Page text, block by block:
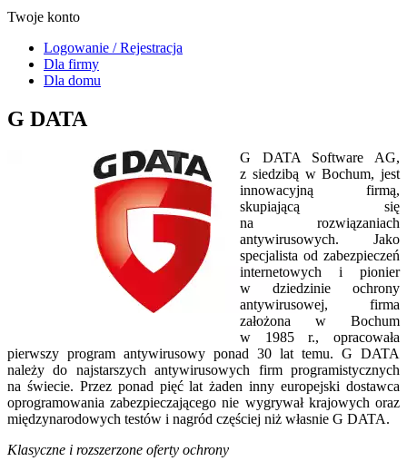
Twoje konto
Logowanie / Rejestracja
Dla firmy
Dla domu
G DATA
G DATA Software AG,
z siedzibą w Bochum, jest
innowacyjną firmą,
skupiającą się
na rozwiązaniach
antywirusowych. Jako
specjalista od zabezpieczeń
internetowych i pionier
w dziedzinie ochrony
antywirusowej, firma
założona w Bochum
w 1985 r., opracowała
pierwszy program antywirusowy ponad 30 lat temu. G DATA
należy do najstarszych antywirusowych firm programistycznych
na świecie. Przez ponad pięć lat żaden inny europejski dostawca
oprogramowania zabezpieczającego nie wygrywał krajowych oraz
międzynarodowych testów i nagród częściej niż własnie G DATA.
Klasyczne i rozszerzone oferty ochrony